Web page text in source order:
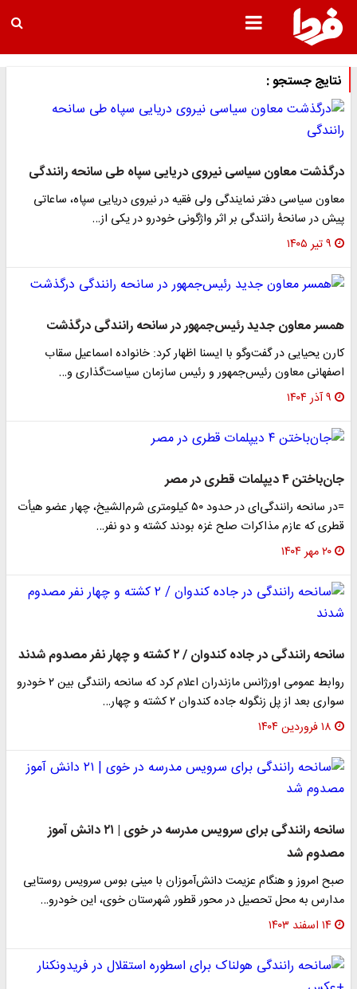
نتایج جستجو :
درگذشت معاون سیاسی نیروی دریایی سپاه طی سانحه رانندگی
معاون سیاسی دفتر نمایندگی ولی فقیه در نیروی دریایی سپاه، ساعاتی
پیش در سانحۀ رانندگی بر اثر واژگونی خودرو در یکی از…
۹ تیر ۱۴۰۵
همسر معاون جدید رئیس‌جمهور در سانحه رانندگی درگذشت
کارن یحیایی در گفت‌وگو با ایسنا اظهار کرد: خانواده اسماعیل سقاب
اصفهانی معاون رئیس‌جمهور و رئیس سازمان سیاست‌گذاری و…
۹ آذر ۱۴۰۴
جان‌باختن ۴ دیپلمات قطری در مصر
=در سانحه رانندگی‌ای در حدود ۵۰ کیلومتری شرم‌الشیخ، چهار عضو هیأت
قطری که عازم مذاکرات صلح غزه بودند کشته و دو نفر…
۲۰ مهر ۱۴۰۴
سانحه رانندگی در جاده کندوان / ۲ کشته و چهار نفر مصدوم شدند
روابط عمومی اورژانس مازندران اعلام کرد که سانحه رانندگی بین ۲ خودرو
سواری بعد از پل زنگوله جاده کندوان ۲ کشته و چهار…
۱۸ فروردین ۱۴۰۴
سانحه رانندگی برای سرویس مدرسه در خوی | ۲۱ دانش آموز
مصدوم شد
صبح امروز و هنگام عزیمت دانش‌آموزان با مینی بوس سرویس روستایی
مدارس به محل تحصیل در محور قطور شهرستان خوی، این خودرو…
۱۴ اسفند ۱۴۰۳